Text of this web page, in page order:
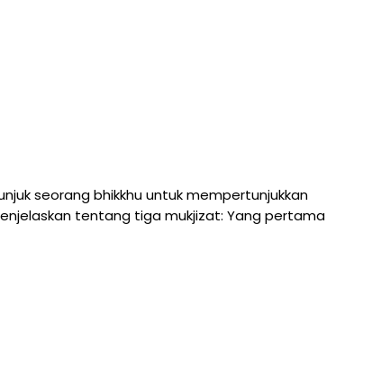
seorang bhikkhu untuk mempertunjukkan
tentang tiga mukjizat: Yang pertama